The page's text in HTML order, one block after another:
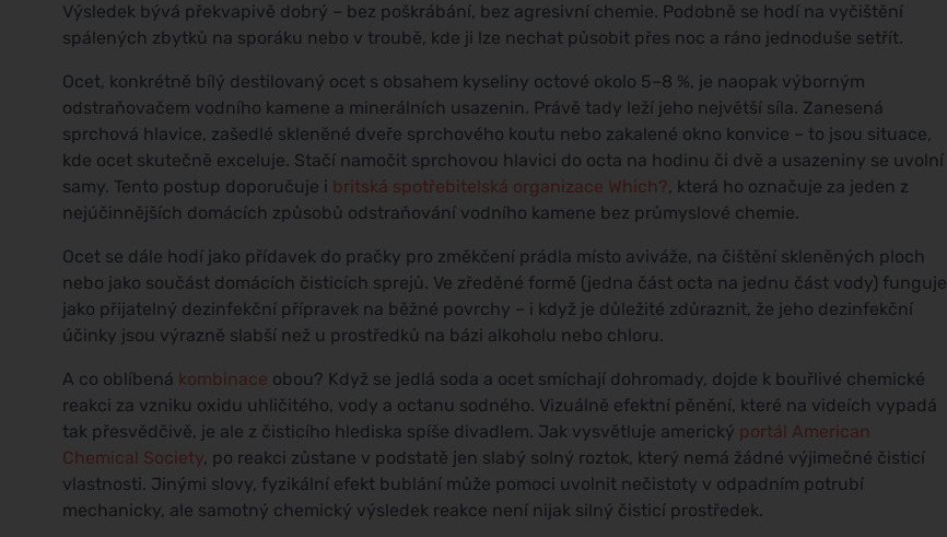
Výsledek bývá překvapivě dobrý – bez poškrábání, bez agresivní chemie. Podobně se hodí na vyčištění
spálených zbytků na sporáku nebo v troubě, kde ji lze nechat působit přes noc a ráno jednoduše setřít.
Ocet, konkrétně bílý destilovaný ocet s obsahem kyseliny octové okolo 5–8 %, je naopak výborným
odstraňovačem vodního kamene a minerálních usazenin. Právě tady leží jeho největší síla. Zanesená
sprchová hlavice, zašedlé skleněné dveře sprchového koutu nebo zakalené okno konvice – to jsou situace,
kde ocet skutečně exceluje. Stačí namočit sprchovou hlavici do octa na hodinu či dvě a usazeniny se uvolní
samy. Tento postup doporučuje i britská spotřebitelská organizace Which?, která ho označuje za jeden z
nejúčinnějších domácích způsobů odstraňování vodního kamene bez průmyslové chemie.
Ocet se dále hodí jako přídavek do pračky pro změkčení prádla místo aviváže, na čištění skleněných ploch
nebo jako součást domácích čisticích sprejů. Ve zředěné formě (jedna část octa na jednu část vody) funguje
jako přijatelný dezinfekční přípravek na běžné povrchy – i když je důležité zdůraznit, že jeho dezinfekční
účinky jsou výrazně slabší než u prostředků na bázi alkoholu nebo chloru.
A co oblíbená kombinace obou? Když se jedlá soda a ocet smíchají dohromady, dojde k bouřlivé chemické
reakci za vzniku oxidu uhličitého, vody a octanu sodného. Vizuálně efektní pěnění, které na videích vypadá
tak přesvědčivě, je ale z čisticího hlediska spíše divadlem. Jak vysvětluje americký portál American
Chemical Society, po reakci zůstane v podstatě jen slabý solný roztok, který nemá žádné výjimečné čisticí
vlastnosti. Jinými slovy, fyzikální efekt bublání může pomoci uvolnit nečistoty v odpadním potrubí
mechanicky, ale samotný chemický výsledek reakce není nijak silný čisticí prostředek.